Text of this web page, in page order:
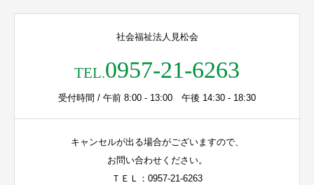
社会福祉法人見松会
TEL.0957-21-6263
受付時間 / 午前 8:00 - 13:00 午後 14:30 - 18:30
キャンセルが出る場合がございますので、
お問い合わせください。
ＴＥＬ：0957-21-6263